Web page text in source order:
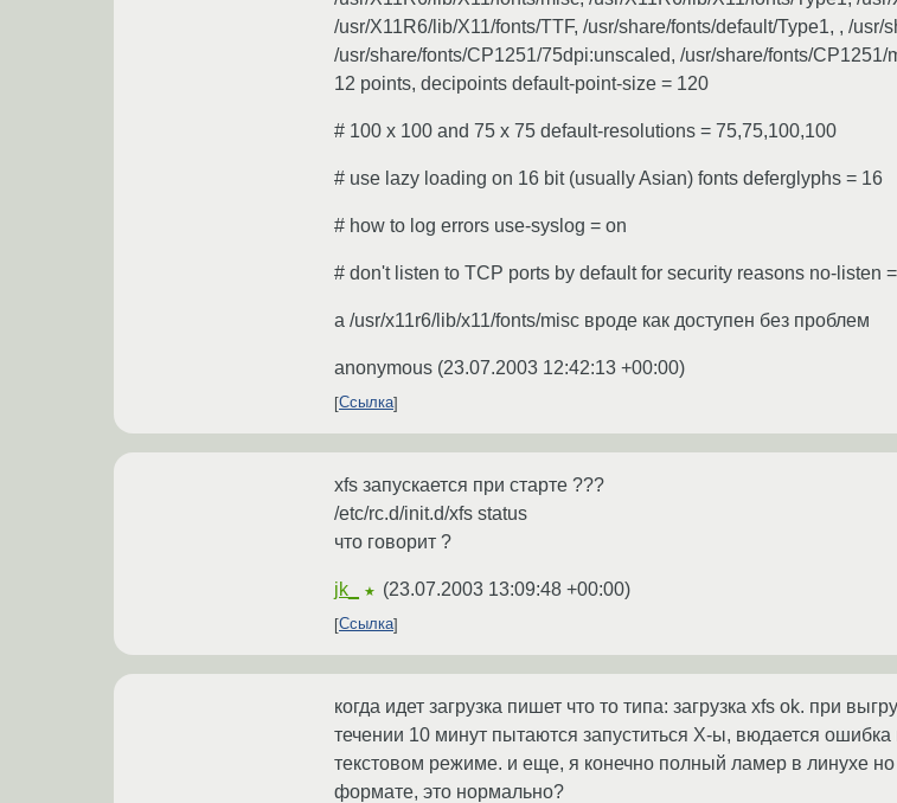
/usr/X11R6/lib/X11/fonts/TTF, /usr/share/fonts/default/Type1, , /
/usr/share/fonts/CP1251/75dpi:unscaled, /usr/share/fonts/
12 points, decipoints default-point-size = 120
# 100 x 100 and 75 x 75 default-resolutions = 75,75,100,100
# use lazy loading on 16 bit (usually Asian) fonts deferglyphs = 16
# how to log errors use-syslog = on
# don't listen to TCP ports by default for security reasons no-listen
а /usr/x11r6/lib/x11/fonts/misc вроде как доступен без проблем
anonymous (23.07.2003 12:42:13 +00:00)
Ссылка
xfs запускается при старте ???
/etc/rc.d/init.d/xfs status
что говорит ?
jk_ ★ (23.07.2003 13:09:48 +00:00)
Ссылка
когда идет загрузка пишет что то типа: загрузка xfs ok. при
течении 10 минут пытаются запуститься X-ы, вюдается
текстовом режиме. и еще, я конечно полный ламер в линухе
формате, это нормально?